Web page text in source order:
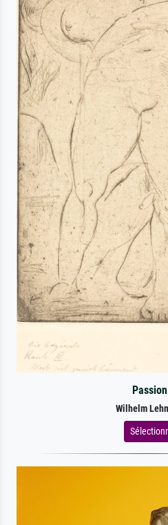
Wilhelm